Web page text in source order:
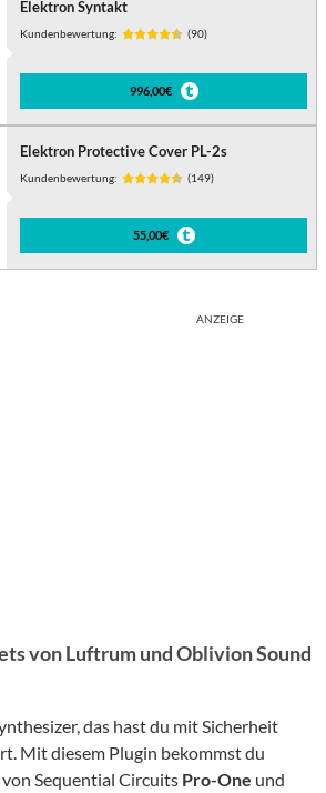
Elektron Syntakt
Kundenbewertung: (90)
996,00€
Elektron Protective Cover PL-2s
Kundenbewertung: (149)
55,00€
ANZEIGE
von Luftrum und Oblivion Sound
das hast du mit Sicherheit
Mit diesem Plugin bekommst du
Sequential Circuits Pro-One und